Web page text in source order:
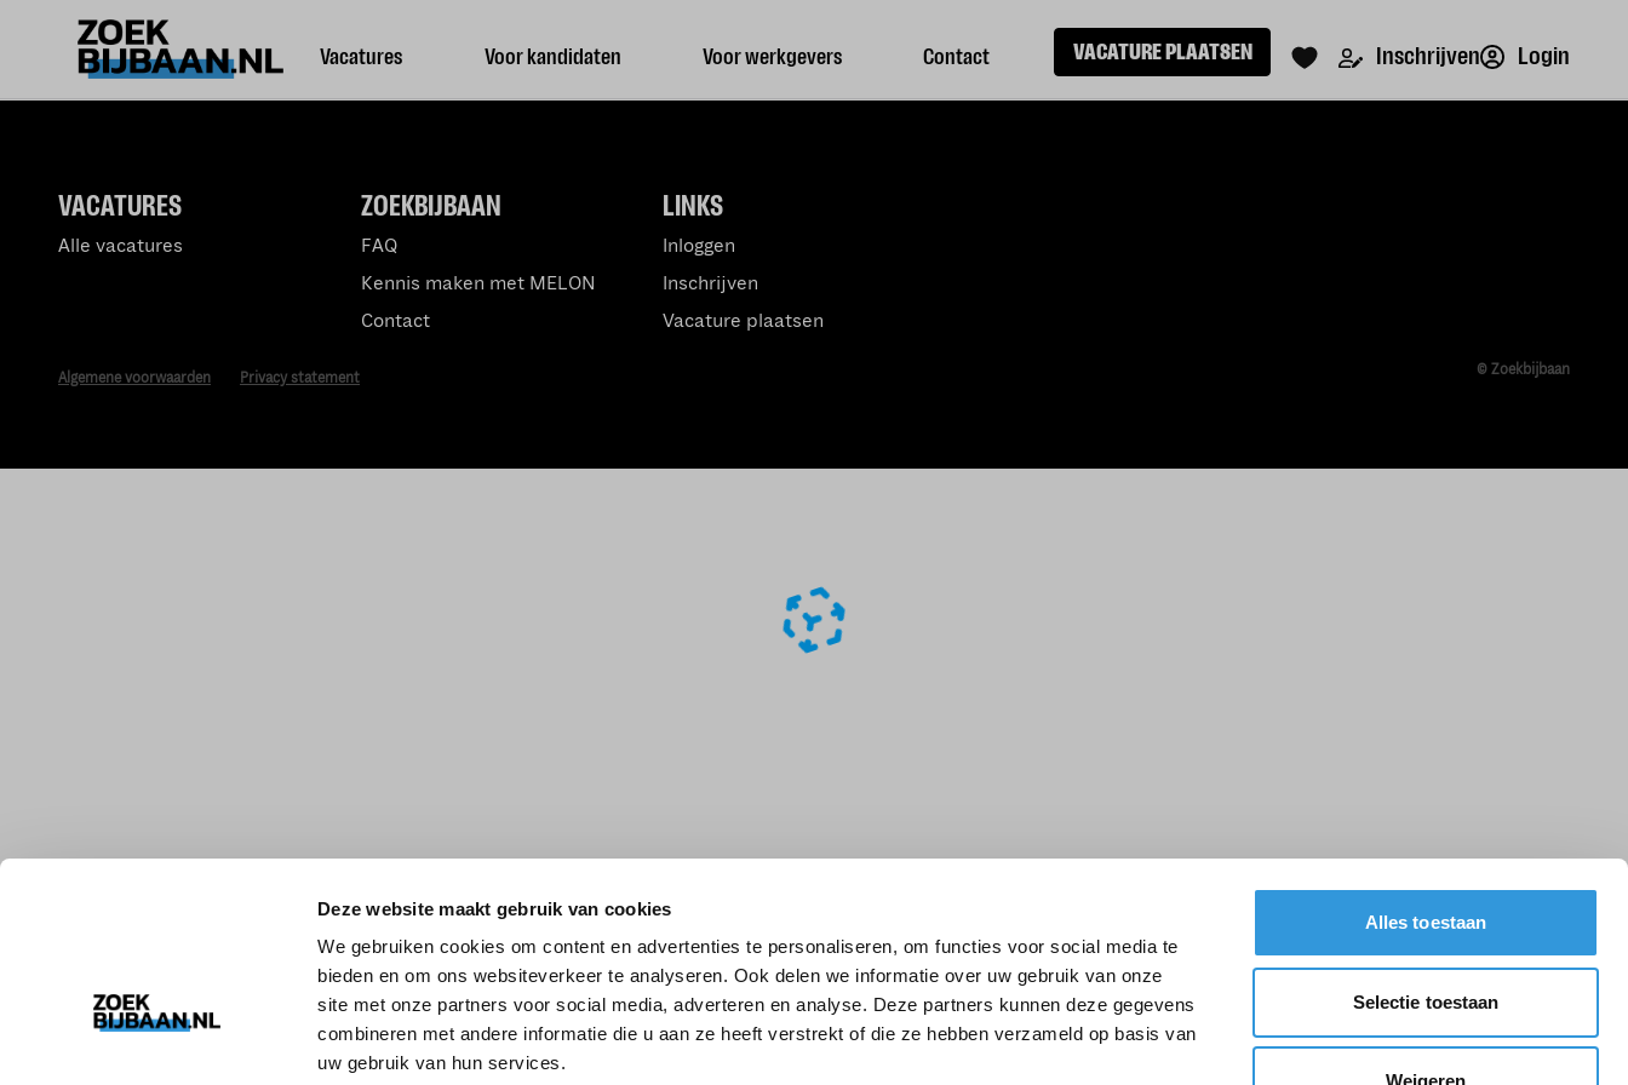
Deze website maakt gebruik van cookies
We gebruiken cookies om content en advertenties te personaliseren, om functies voor social media te
bieden en om ons websiteverkeer te analyseren. Ook delen we informatie over uw gebruik van onze
site met onze partners voor social media, adverteren en analyse. Deze partners kunnen deze gegevens
combineren met andere informatie die u aan ze heeft verstrekt of die ze hebben verzameld op basis van
uw gebruik van hun services.
Alles toestaan
Selectie toestaan
Weigeren
Vacatures Voor kandidaten Voor werkgevers Contact VACATURE PLAATSEN Inschrijven Login
LINKS
Inloggen
Inschrijven
Vacature plaatsen
ZOEKBIJBAAN
FAQ
Kennis maken met MELON
Contact
VACATURES
Alle vacatures
Algemene voorwaarden Privacy statement © Zoekbijbaan